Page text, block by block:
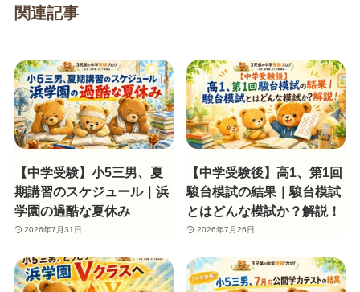
関連記事
【中学受験】小5三男、夏
期講習のスケジュール｜浜
学園の過酷な夏休み
2026年7月31日
【中学受験後】高1、第1回
駿台模試の結果｜駿台模試
とはどんな模試か？解説！
2026年7月26日